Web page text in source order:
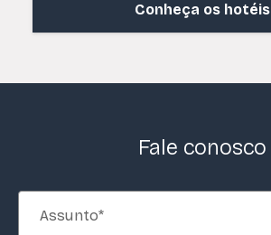
Conheça os hotéis
Fale conosco
Assunto*